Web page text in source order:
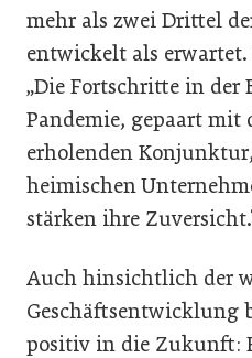
mehr als zwei Drittel
entwickelt als
„Die Fortschritte in der
Pandemie, gepaart mit
erholenden
heimischen
stärken ihre
Auch hinsichtlich der
Geschäftsentwicklung
positiv in die Zukunft: